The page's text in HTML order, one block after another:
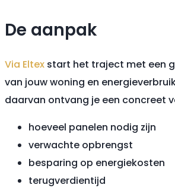
De aanpak
Via Eltex start het traject met een
van jouw woning en
daarvan ontvang je een concreet
hoeveel panelen nodig zijn
verwachte opbrengst
besparing op energiekosten
terugverdientijd